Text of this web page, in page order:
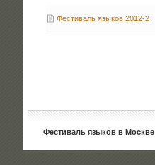
Фестиваль языков 2012-2
Фестиваль языков в Москве